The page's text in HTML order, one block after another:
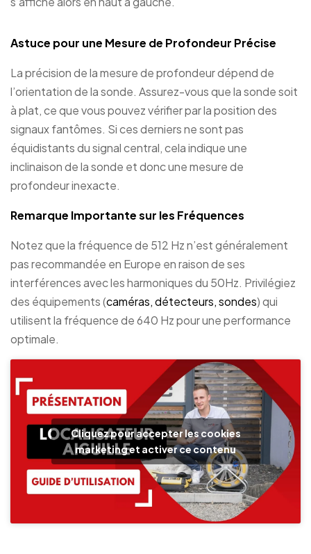
Astuce pour une Mesure de Profondeur Précise
La précision de la mesure de profondeur dépend de
l’orientation de la sonde. Assurez-vous que la sonde soit
à plat, ce que vous pouvez vérifier par la position des
signaux fantômes. Si ces derniers ne sont pas
équidistants du signal central, cela indique une
inclinaison de la sonde et donc une mesure de
profondeur inexacte.
Remarque Importante sur les Fréquences
Notez que la fréquence de 512 Hz n’est généralement
pas recommandée en Europe en raison de ses
interférences avec les harmoniques du 50Hz. Privilégiez
des équipements (caméras, détecteurs, sondes) qui
utilisent la fréquence de 640 Hz pour une performance
optimale.
Cliquez pour accepter les cookies
marketing et activer ce contenu